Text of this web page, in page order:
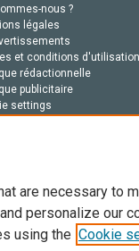
nous ?
légales
et conditions d'utilisation
rédactionnelle
publicitaire
settings
contenu de ce site:
are necessary to
personalize our
using the Cookie